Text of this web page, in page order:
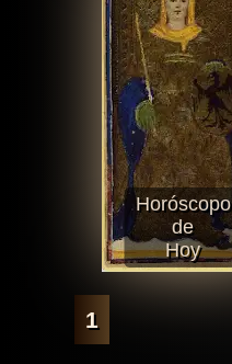
Horóscopo
de
Hoy
1